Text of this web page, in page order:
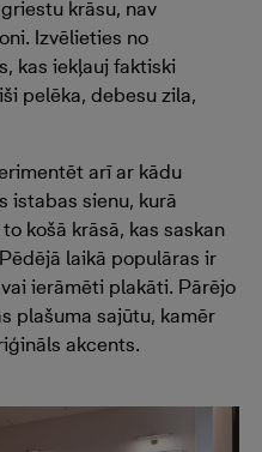
krāsu, nav
Izvēlieties no
kas iekļauj faktiski
pelēka, debesu zila,
arī ar kādu
istabas sienu, kurā
košā krāsā, kas saskan
laikā populāras ir
ierāmēti plakāti. Pārējo
plašuma sajūtu, kamēr
akcents.